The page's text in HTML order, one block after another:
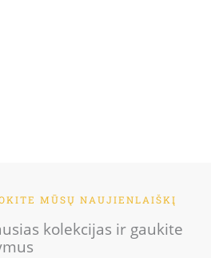
MŪSŲ NAUJIENLAIŠKĮ
kolekcijas ir gaukite